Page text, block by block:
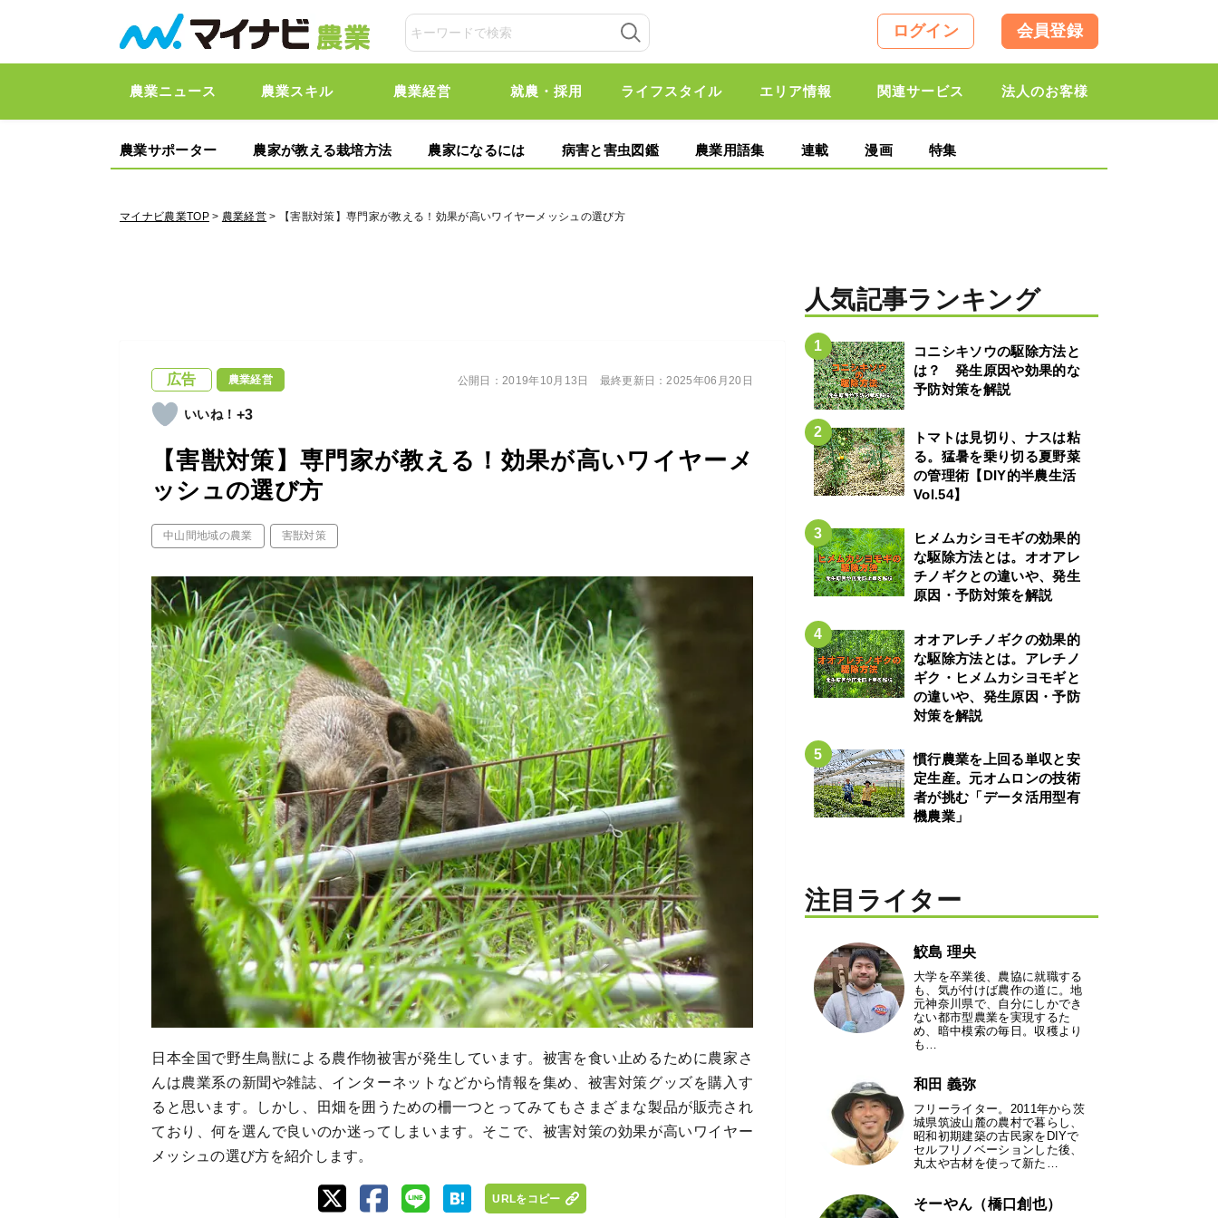
ログイン 会員登録
農業ニュース 農業スキル 農業経営 就農・採用 ライフスタイル エリア情報 関連サービス 法人のお客様
農業サポーター 農家が教える栽培方法 農家になるには 病害と害虫図鑑 農業用語集 連載 漫画 特集
マイナビ農業TOP> 農業経営 > 【害獣対策】専門家が教える！効果が高いワイヤーメッシュの選び方
広告 農業経営
+3
【害獣対策】専門家が教える！効果が高いワイヤーメ
ッシュの選び方
中山間地域の農業 害獣対策
公開日：2019年10月13日 最終更新日：2025年06月20日
日本全国で野生鳥獣による農作物被害が発生しています。被害を食い止めるために農家さ
んは農業系の新聞や雑誌、インターネットなどから情報を集め、被害対策グッズを購入す
ると思います。しかし、田畑を囲うための柵一つとってみてもさまざまな製品が販売され
ており、何を選んで良いのか迷ってしまいます。そこで、被害対策の効果が高いワイヤー
メッシュの選び方を紹介します。
URLをコピー
人気記事ランキング
コニシキソウの駆除方法と
は？ 発生原因や効果的な
予防対策を解説
トマトは見切り、ナスは粘
る。猛暑を乗り切る夏野菜
の管理術【DIY的半農生活
Vol.54】
ヒメムカシヨモギの効果的
な駆除方法とは。オオアレ
チノギクとの違いや、発生
原因・予防対策を解説
オオアレチノギクの効果的
な駆除方法とは。アレチノ
ギク・ヒメムカシヨモギと
の違いや、発生原因・予防
対策を解説
慣行農業を上回る単収と安
定生産。元オムロンの技術
者が挑む「データ活用型有
機農業」
注目ライター
鮫島 理央
大学を卒業後、農協に就職する
も、気が付けば農作の道に。地
元神奈川県で、自分にしかでき
ない都市型農業を実現するた
め、暗中模索の毎日。収穫より
も…
和田 義弥
フリーライター。2011年から茨
城県筑波山麓の農村で暮らし、
昭和初期建築の古民家をDIYで
セルフリノベーションした後、
丸太や古材を使って新た…
そーやん（橋口創也）